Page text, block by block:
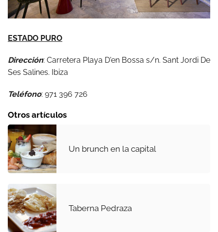
ESTADO PURO
Dirección: Carretera Playa D'en Bossa s/n. Sant Jordi De
Ses Salines. Ibiza
Teléfono: 971 396 726
Otros artículos
Un brunch en la capital
Taberna Pedraza